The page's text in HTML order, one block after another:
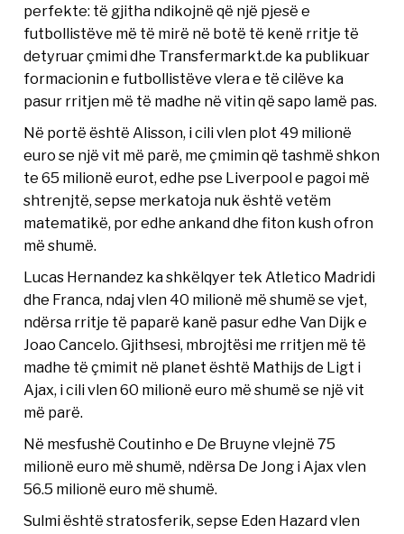
perfekte: të gjitha ndikojnë që një pjesë e
futbollistëve më të mirë në botë të kenë rritje të
detyruar çmimi dhe Transfermarkt.de ka publikuar
formacionin e futbollistëve vlera e të cilëve ka
pasur rritjen më të madhe në vitin që sapo lamë pas.
Në portë është Alisson, i cili vlen plot 49 milionë
euro se një vit më parë, me çmimin që tashmë shkon
te 65 milionë eurot, edhe pse Liverpool e pagoi më
shtrenjtë, sepse merkatoja nuk është vetëm
matematikë, por edhe ankand dhe fiton kush ofron
më shumë.
Lucas Hernandez ka shkëlqyer tek Atletico Madridi
dhe Franca, ndaj vlen 40 milionë më shumë se vjet,
ndërsa rritje të paparë kanë pasur edhe Van Dijk e
Joao Cancelo. Gjithsesi, mbrojtësi me rritjen më të
madhe të çmimit në planet është Mathijs de Ligt i
Ajax, i cili vlen 60 milionë euro më shumë se një vit
më parë.
Në mesfushë Coutinho e De Bruyne vlejnë 75
milionë euro më shumë, ndërsa De Jong i Ajax vlen
56.5 milionë euro më shumë.
Sulmi është stratosferik, sepse Eden Hazard vlen